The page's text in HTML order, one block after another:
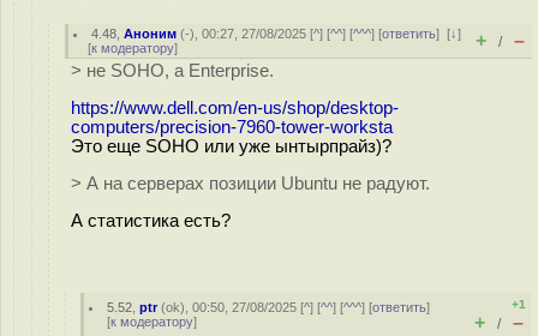
4.48 ,Аноним (-), 00:27, 27/08/2025 [^] [^^] [^^^] [ответить][↓]
[к модератору] + / –
> не SOHO, а Enterprise.
https://www.dell.com/en-us/shop/desktop-
computers/precision-7960-tower-worksta
Это еще SOHO или уже ынтырпрайз)?
> А на серверах позиции Ubuntu не радуют.
А статистика есть?
5.52 ,ptr(ok), 00:50, 27/08/2025 [^] [^^] [^^^] [ответить]
[к модератору]
+1
+ / –